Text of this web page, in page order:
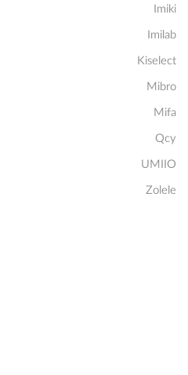
Imiki
Imilab
Kiselect
Mibro
Mifa
Qcy
UMIIO
Zolele